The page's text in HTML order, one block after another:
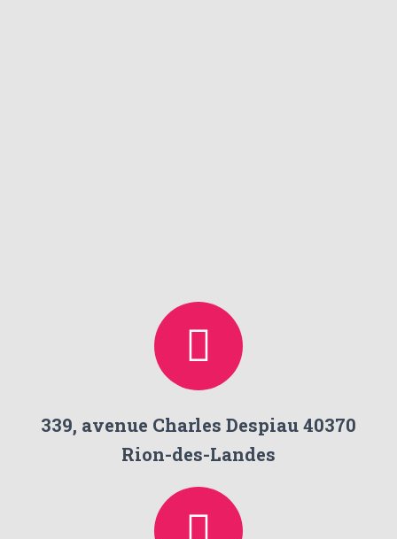
339, avenue Charles Despiau 40370
Rion-des-Landes